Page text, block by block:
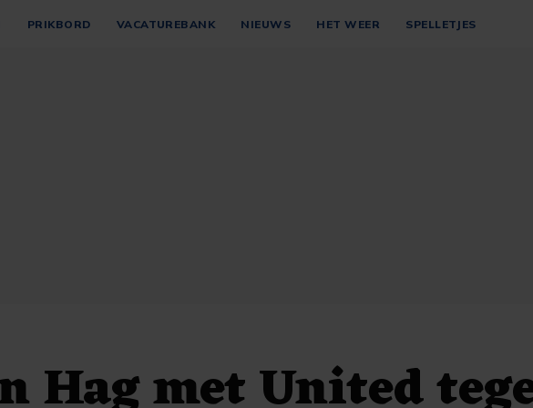
PRIKBORD VACATUREBANK NIEUWS HET WEER SPELLETJES